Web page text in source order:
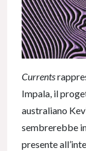
Currents
Impala, il
australiano
sembrerebbe
presente